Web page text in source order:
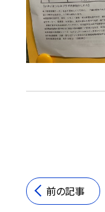
前の記事